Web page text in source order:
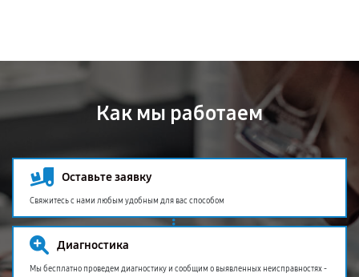
Как мы работаем
Оставьте заявку
Свяжитесь с нами любым удобным для вас способом
Диагностика
Мы бесплатно проведем диагностику и сообщим о выявленных неисправностях -